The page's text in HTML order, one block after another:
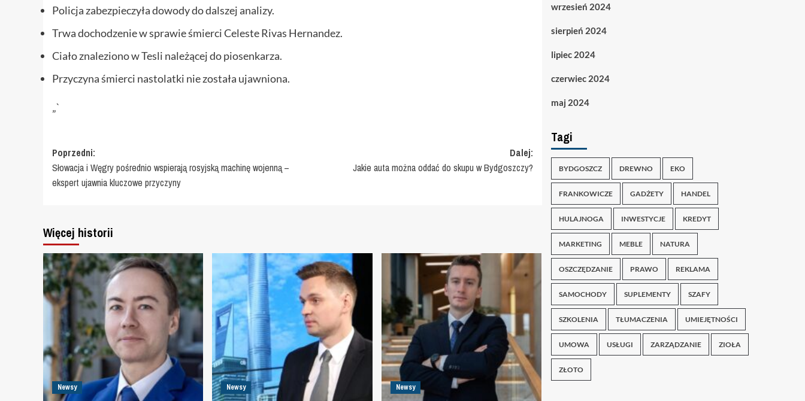
Policja zabezpieczyła dowody do dalszej analizy.
Trwa dochodzenie w sprawie śmierci Celeste Rivas Hernandez.
Ciało znaleziono w Tesli należącej do piosenkarza.
Przyczyna śmierci nastolatki nie została ujawniona.
„`
Zobacz
wpisy
Poprzedni:
Słowacja i Węgry pośrednio wspierają rosyjską machinę wojenną –
ekspert ujawnia kluczowe przyczyny
Dalej:
Jakie auta można oddać do skupu w Bydgoszczy?
Więcej historii
Newsy Newsy Newsy
wrzesień 2024
sierpień 2024
lipiec 2024
czerwiec 2024
maj 2024
Tagi
BYDGOSZCZ DREWNO EKO
FRANKOWICZE GADŻETY HANDEL
HULAJNOGA INWESTYCJE KREDYT
MARKETING MEBLE NATURA
OSZCZĘDZANIE PRAWO REKLAMA
SAMOCHODY SUPLEMENTY SZAFY
SZKOLENIA TŁUMACZENIA UMIEJĘTNOŚCI
UMOWA USŁUGI ZARZĄDZANIE ZIOŁA
ZŁOTO